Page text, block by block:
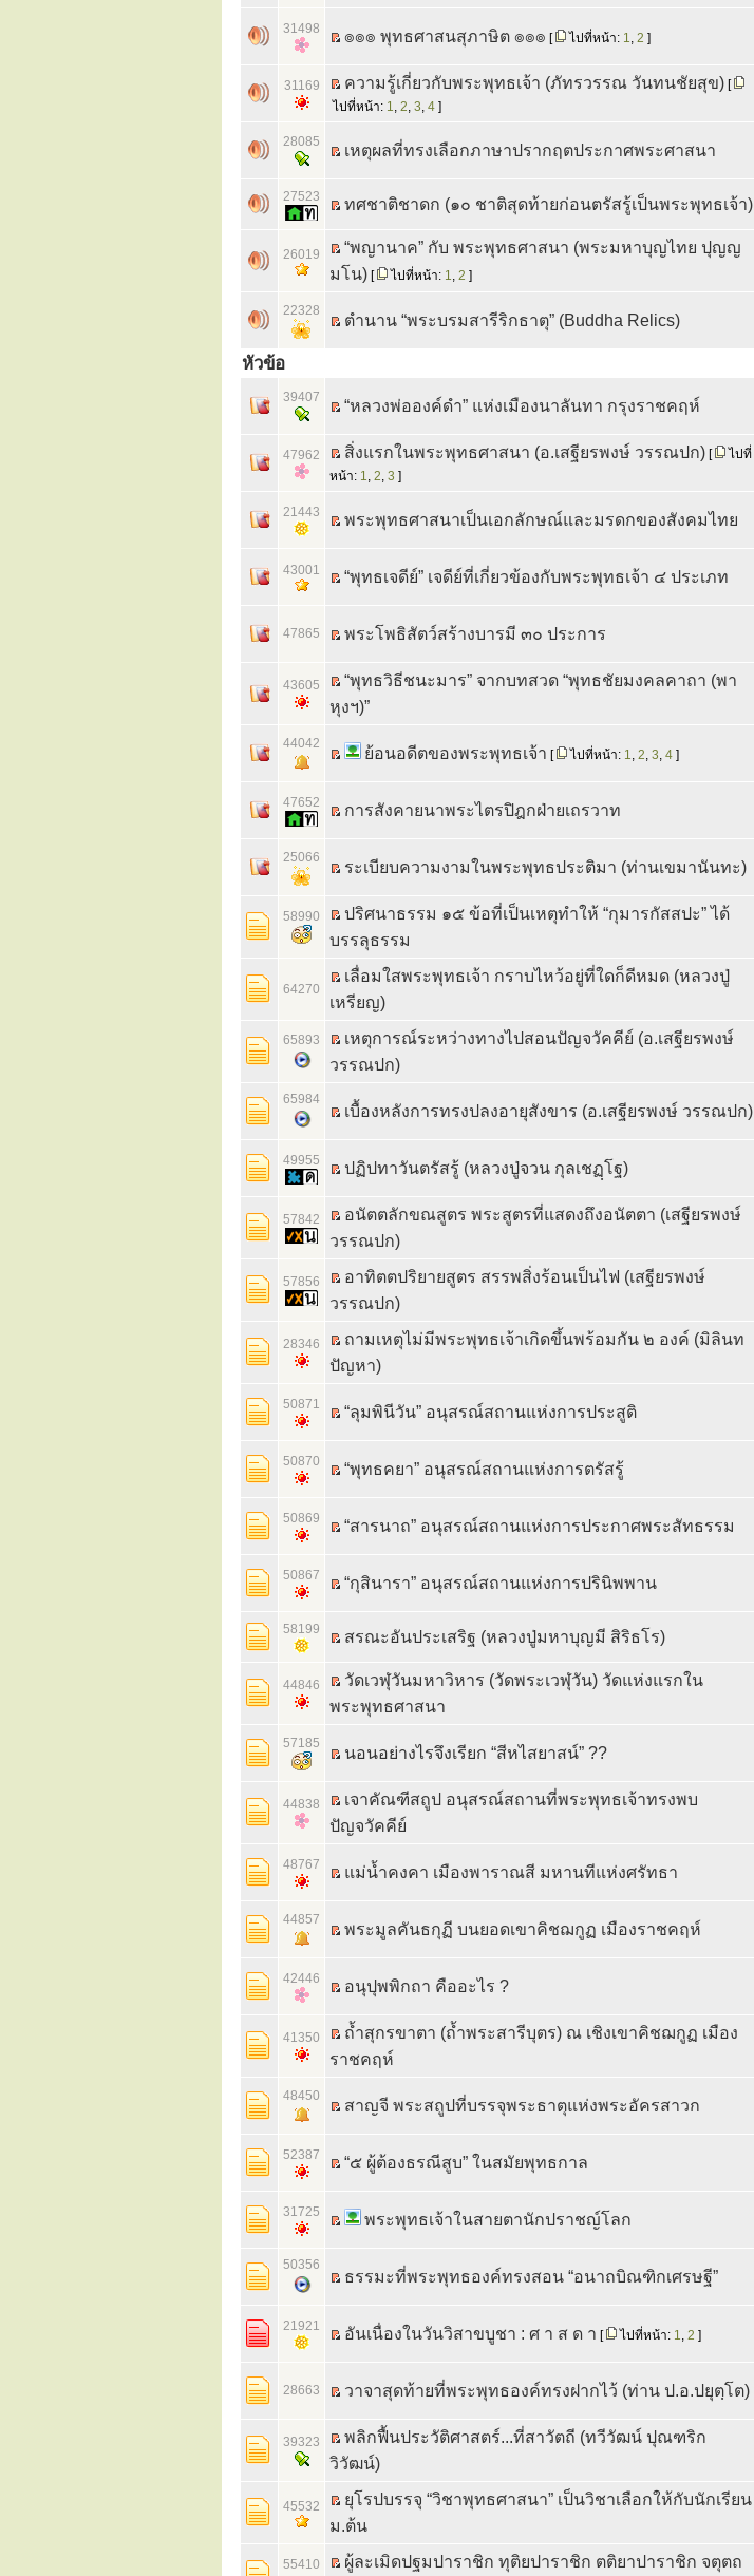
31498 ๏๏๏ พุทธศาสนสุภาษิต ๏๏๏ [ ไปที่หน้า: 1, 2 ]
31169 ความรู้เกี่ยวกับพระพุทธเจ้า (ภัทรวรรณ วันทนชัยสุข) [
ไปที่หน้า: 1, 2, 3, 4 ]
28085 เหตุผลที่ทรงเลือกภาษาปรากฤตประกาศพระศาสนา
27523 ทศชาติชาดก (๑๐ ชาติสุดท้ายก่อนตรัสรู้เป็นพระพุทธเจ้า)
26019
“พญานาค” กับ พระพุทธศาสนา (พระมหาบุญไทย ปุญญ
มโน) [ ไปที่หน้า: 1, 2 ]
22328
ตำนาน “พระบรมสารีริกธาตุ” (Buddha Relics)
หัวข้อ
39407 “หลวงพ่อองค์ดำ” แห่งเมืองนาลันทา กรุงราชคฤห์
47962 สิ่งแรกในพระพุทธศาสนา (อ.เสฐียรพงษ์ วรรณปก) [
ไปที่
หน้า: 1, 2, 3 ]
21443 พระพุทธศาสนาเป็นเอกลักษณ์และมรดกของสังคมไทย
43001 “พุทธเจดีย์” เจดีย์ที่เกี่ยวข้องกับพระพุทธเจ้า ๔ ประเภท
47865 พระโพธิสัตว์สร้างบารมี ๓๐ ประการ
43605
“พุทธวิธีชนะมาร” จากบทสวด “พุทธชัยมงคลคาถา (พา
หุงฯ)”
44042
ย้อนอดีตของพระพุทธเจ้า [ ไปที่หน้า: 1, 2, 3, 4 ]
47652 การสังคายนาพระไตรปิฎกฝ่ายเถรวาท
25066
ระเบียบความงามในพระพุทธประติมา (ท่านเขมานันทะ)
58990
ปริศนาธรรม ๑๕ ข้อที่เป็นเหตุทำให้ “กุมารกัสสปะ” ได้
บรรลุธรรม
64270
เลื่อมใสพระพุทธเจ้า กราบไหว้อยู่ที่ใดก็ดีหมด (หลวงปู่
เหรียญ)
65893
เหตุการณ์ระหว่างทางไปสอนปัญจวัคคีย์ (อ.เสฐียรพงษ์
วรรณปก)
65984
เบื้องหลังการทรงปลงอายุสังขาร (อ.เสฐียรพงษ์ วรรณปก)
49955 ปฏิปทาวันตรัสรู้ (หลวงปู่จวน กุลเชฏฺโฐ)
57842
อนัตตลักขณสูตร พระสูตรที่แสดงถึงอนัตตา (เสฐียรพงษ์
วรรณปก)
57856
อาทิตตปริยายสูตร สรรพสิ่งร้อนเป็นไฟ (เสฐียรพงษ์
วรรณปก)
28346
ถามเหตุไม่มีพระพุทธเจ้าเกิดขึ้นพร้อมกัน ๒ องค์ (มิลินท
ปัญหา)
50871 “ลุมพินีวัน” อนุสรณ์สถานแห่งการประสูติ
50870 “พุทธคยา” อนุสรณ์สถานแห่งการตรัสรู้
50869 “สารนาถ” อนุสรณ์สถานแห่งการประกาศพระสัทธรรม
50867 “กุสินารา” อนุสรณ์สถานแห่งการปรินิพพาน
58199 สรณะอันประเสริฐ (หลวงปู่มหาบุญมี สิริธโร)
44846
วัดเวฬุวันมหาวิหาร (วัดพระเวฬุวัน) วัดแห่งแรกใน
พระพุทธศาสนา
57185
นอนอย่างไรจึงเรียก “สีหไสยาสน์” ??
44838
เจาคัณฑีสถูป อนุสรณ์สถานที่พระพุทธเจ้าทรงพบ
ปัญจวัคคีย์
48767 แม่น้ำคงคา เมืองพาราณสี มหานทีแห่งศรัทธา
44857
พระมูลคันธกุฏี บนยอดเขาคิชฌกูฏ เมืองราชคฤห์
42446 อนุปุพพิกถา คืออะไร ?
41350
ถ้ำสุกรขาตา (ถ้ำพระสารีบุตร) ณ เชิงเขาคิชฌกูฏ เมือง
ราชคฤห์
48450
สาญจี พระสถูปที่บรรจุพระธาตุแห่งพระอัครสาวก
52387 “๕ ผู้ต้องธรณีสูบ” ในสมัยพุทธกาล
31725 พระพุทธเจ้าในสายตานักปราชญ์โลก
50356
ธรรมะที่พระพุทธองค์ทรงสอน “อนาถบิณฑิกเศรษฐี”
21921 อันเนื่องในวันวิสาขบูชา : ศ า ส ด า [ ไปที่หน้า: 1, 2 ]
28663 วาจาสุดท้ายที่พระพุทธองค์ทรงฝากไว้ (ท่าน ป.อ.ปยุตฺโต)
39323
พลิกฟื้นประวัติศาสตร์...ที่สาวัตถี (ทวีวัฒน์ ปุณฑริก
วิวัฒน์)
45532
ยุโรปบรรจุ “วิชาพุทธศาสนา” เป็นวิชาเลือกให้กับนักเรียน
ม.ต้น
55410 ผู้ละเมิดปฐมปาราชิก ทุติยปาราชิก ตติยาปาราชิก จตุตถ